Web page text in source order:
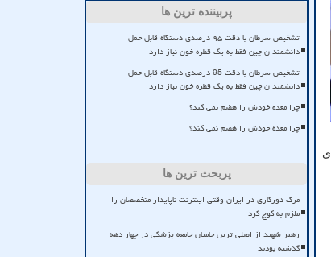
پربیننده ترین ها
تشخیص سرطان با دقت ۹۵ درصدی دستگاه قابل حمل
دانشمندان چین فقط به یک قطره خون نیاز دارد
تشخیص سرطان با دقت 95 درصدی دستگاه قابل حمل
دانشمندان چین فقط به یک قطره خون نیاز دارد
چرا معده خودش را هضم نمی کند؟
چرا معده خودش را هضم نمی کند؟
پربحث ترین ها
مرگ دورکاری در ایران وقتی اینترنت ناپایدار متخصصان را
ملزم به کوچ کرد
رهبر شهید از اصلی ترین حامیان جامعه پزشکی در چهار دهه
گذشته بودند